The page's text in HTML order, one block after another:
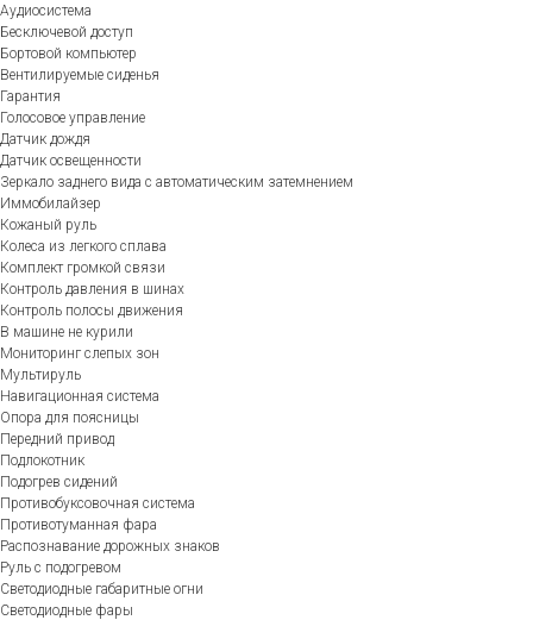
Аудиосистема
Бесключевой доступ
Бортовой компьютер
Вентилируемые сиденья
Гарантия
Голосовое управление
Датчик дождя
Датчик освещенности
Зеркало заднего вида с автоматическим затемнением
Иммобилайзер
Кожаный руль
Колеса из легкого сплава
Комплект громкой связи
Контроль давления в шинах
Контроль полосы движения
В машине не курили
Мониторинг слепых зон
Мультируль
Навигационная система
Опора для поясницы
Передний привод
Подлокотник
Подогрев сидений
Противобуксовочная система
Противотуманная фара
Распознавание дорожных знаков
Руль с подогревом
Светодиодные габаритные огни
Светодиодные фары